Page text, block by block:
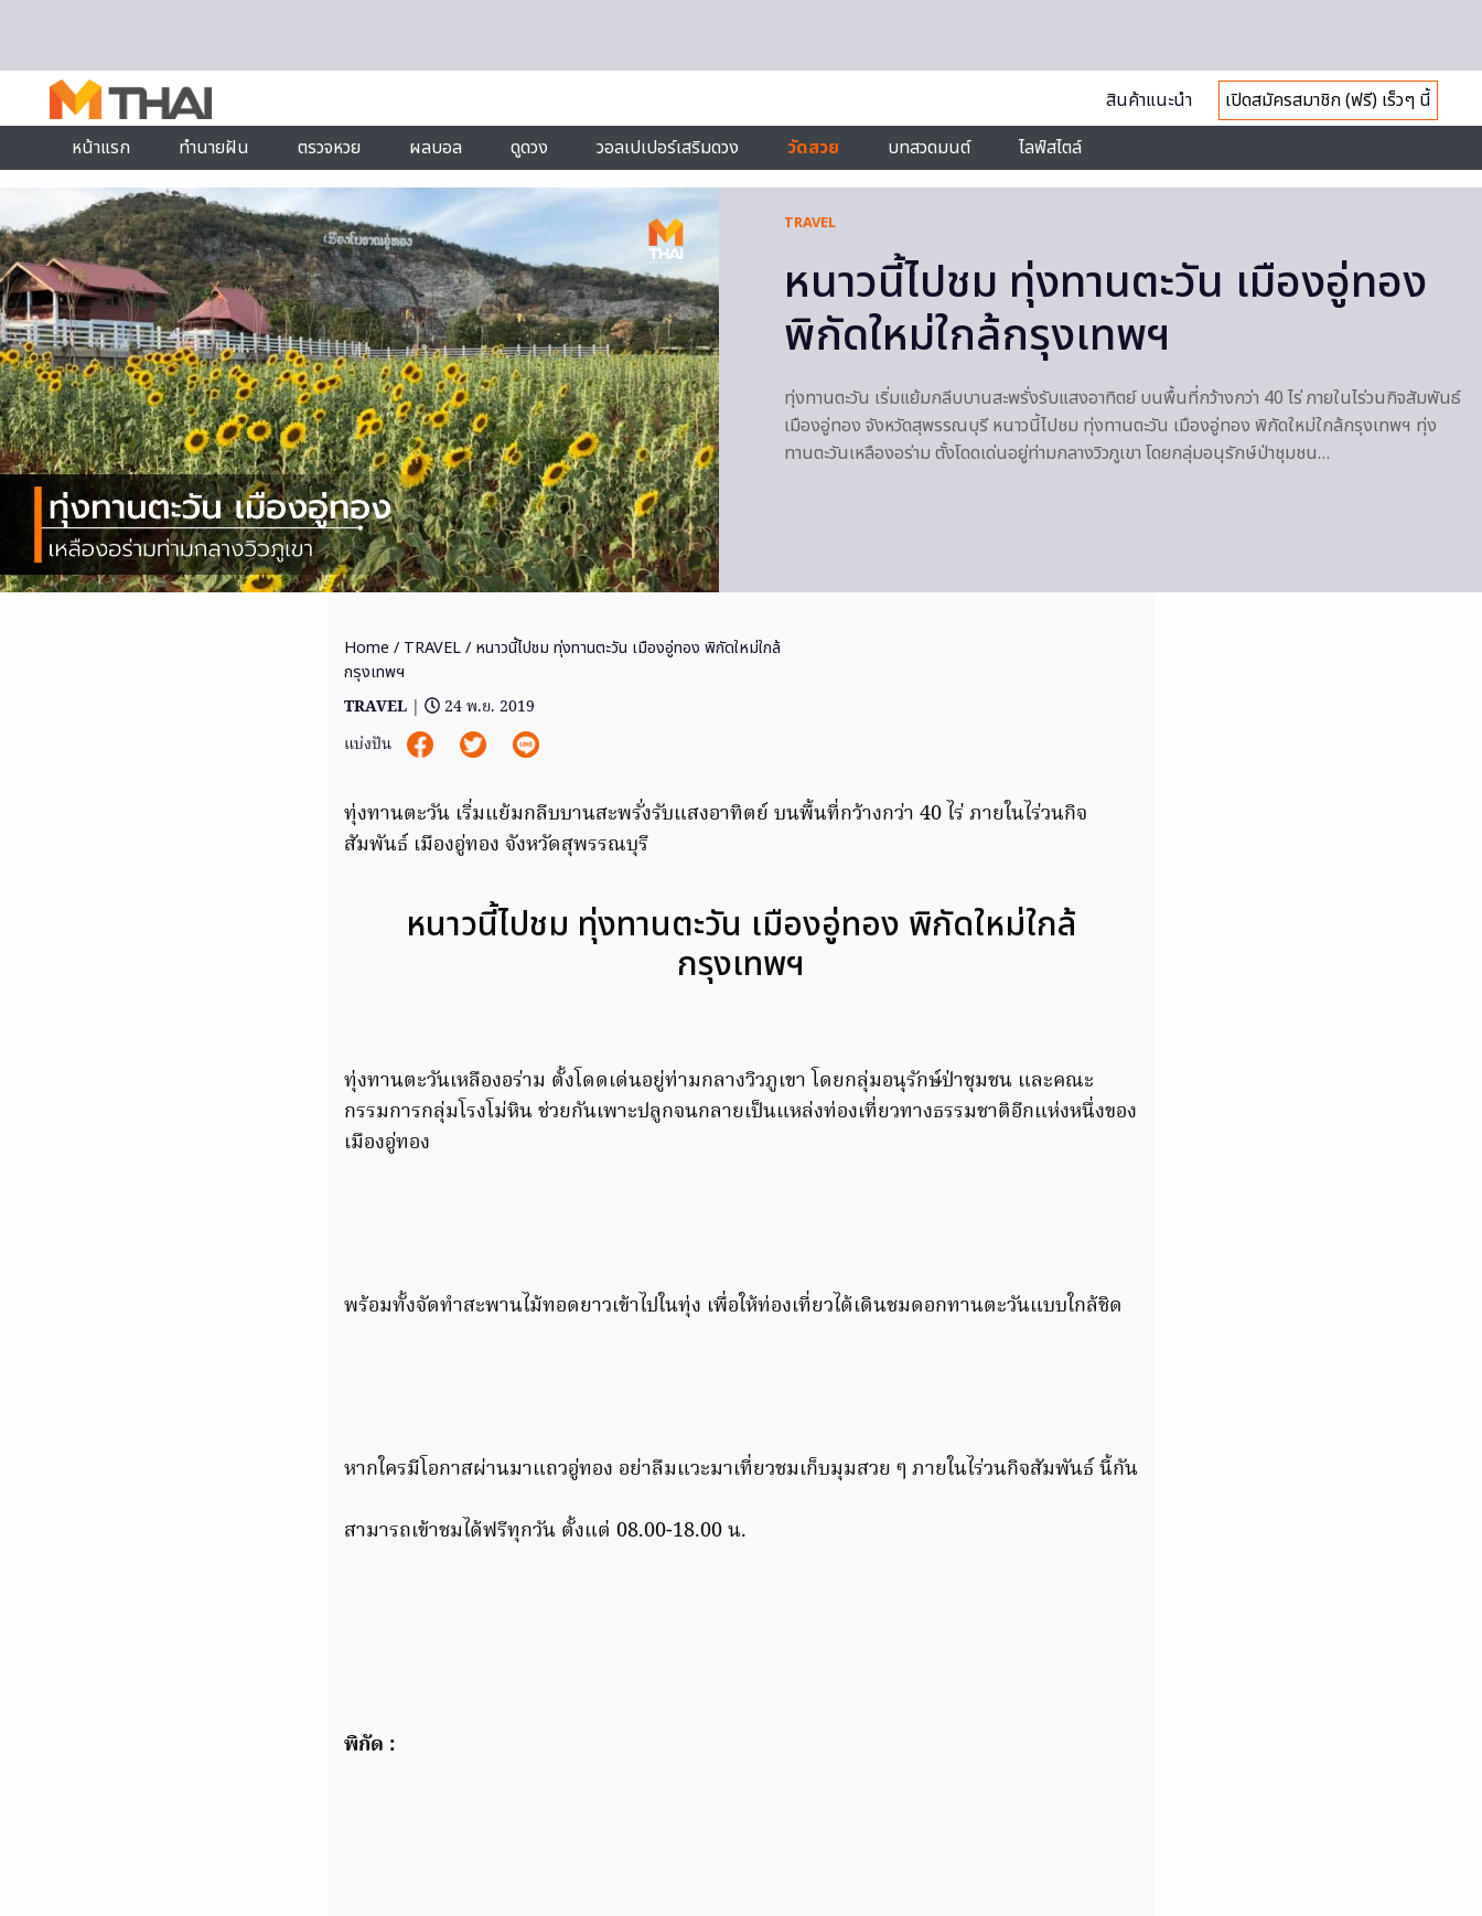
สินค้าแนะนำ
เปิดสมัครสมาชิก (ฟรี) เร็วๆ นี้
หน้าแรก
ทำนายฝัน ตรวจหวย ผลบอล ดูดวง วอลเปเปอร์เสริมดวง วัดสวย บทสวดมนต์ ไลฟ์สไตล์
TRAVEL
หนาวนี้ไปชม ทุ่งทานตะวัน เมืองอู่ทอง
พิกัดใหม่ใกล้กรุงเทพฯ
ทุ่งทานตะวัน เริ่มแย้มกลีบบานสะพรั่งรับแสงอาทิตย์ บนพื้นที่กว้างกว่า 40 ไร่ ภายในไร่วนกิจสัมพันธ์
เมืองอู่ทอง จังหวัดสุพรรณบุรี หนาวนี้ไปชม ทุ่งทานตะวัน เมืองอู่ทอง พิกัดใหม่ใกล้กรุงเทพฯ ทุ่ง
ทานตะวันเหลืองอร่าม ตั้งโดดเด่นอยู่ท่ามกลางวิวภูเขา โดยกลุ่มอนุรักษ์ป่าชุมชน…
Home / TRAVEL/ หนาวนี้ไปชม ทุ่งทานตะวัน เมืองอู่ทอง พิกัดใหม่ใกล้
กรุงเทพฯ
TRAVEL |
24 พ.ย. 2019
แบ่งปัน
ทุ่งทานตะวัน เริ่มแย้มกลีบบานสะพรั่งรับแสงอาทิตย์ บนพื้นที่กว้างกว่า 40 ไร่ ภายในไร่วนกิจ
สัมพันธ์ เมืองอู่ทอง จังหวัดสุพรรณบุรี
หนาวนี้ไปชม ทุ่งทานตะวัน เมืองอู่ทอง พิกัดใหม่ใกล้
กรุงเทพฯ
ทุ่งทานตะวันเหลืองอร่าม ตั้งโดดเด่นอยู่ท่ามกลางวิวภูเขา โดยกลุ่มอนุรักษ์ป่าชุมชน และคณะ
กรรมการกลุ่มโรงโม่หิน ช่วยกันเพาะปลูกจนกลายเป็นแหล่งท่องเที่ยวทางธรรมชาติอีกแห่งหนึ่งของ
เมืองอู่ทอง
พร้อมทั้งจัดทำสะพานไม้ทอดยาวเข้าไปในทุ่ง เพื่อให้ท่องเที่ยวได้เดินชมดอกทานตะวันแบบใกล้ชิด
หากใครมีโอกาสผ่านมาแถวอู่ทอง อย่าลืมแวะมาเที่ยวชมเก็บมุมสวย ๆ ภายในไร่วนกิจสัมพันธ์ นี้กัน
สามารถเข้าชมได้ฟรีทุกวัน ตั้งแต่ 08.00-18.00 น.
พิกัด :